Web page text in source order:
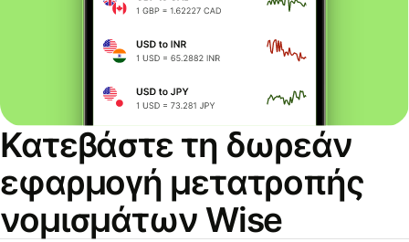
Κατεβάστε τη δωρεάν
εφαρμογή μετατροπής
νομισμάτων Wise